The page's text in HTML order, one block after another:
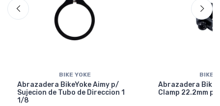
BIKE YOKE
Abrazadera BikeYoke Aimy p/
Sujecion de Tubo de Direccion 1
1/8
BIKE
Abrazadera
Clamp 22.2mm